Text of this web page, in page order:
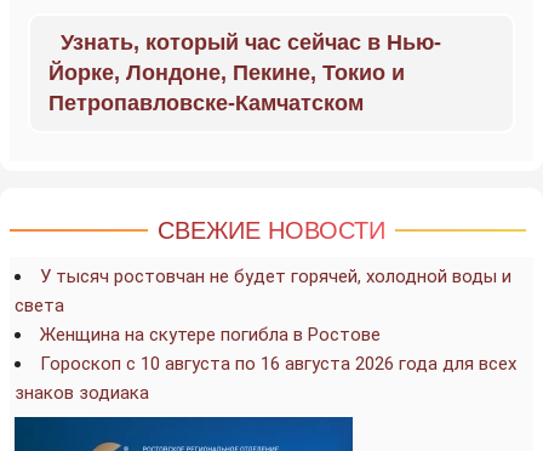
Узнать, который час сейчас в Нью-
Йорке, Лондоне, Пекине, Токио и
Петропавловске-Камчатском
СВЕЖИЕ НОВОСТИ
У тысяч ростовчан не будет горячей, холодной воды и
света
Женщина на скутере погибла в Ростове
Гороскоп с 10 августа по 16 августа 2026 года для всех
знаков зодиака